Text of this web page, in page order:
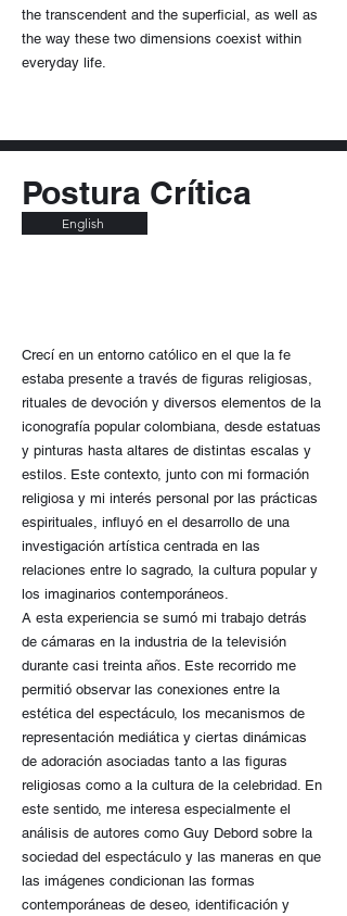
the transcendent and the superficial, as well as
the way these two dimensions coexist within
everyday life.
Postura Crítica
English
Crecí en un entorno católico en el que la fe
estaba presente a través de figuras religiosas,
rituales de devoción y diversos elementos de la
iconografía popular colombiana, desde estatuas
y pinturas hasta altares de distintas escalas y
estilos. Este contexto, junto con mi formación
religiosa y mi interés personal por las prácticas
espirituales, influyó en el desarrollo de una
investigación artística centrada en las
relaciones entre lo sagrado, la cultura popular y
los imaginarios contemporáneos.
A esta experiencia se sumó mi trabajo detrás
de cámaras en la industria de la televisión
durante casi treinta años. Este recorrido me
permitió observar las conexiones entre la
estética del espectáculo, los mecanismos de
representación mediática y ciertas dinámicas
de adoración asociadas tanto a las figuras
religiosas como a la cultura de la celebridad. En
este sentido, me interesa especialmente el
análisis de autores como Guy Debord sobre la
sociedad del espectáculo y las maneras en que
las imágenes condicionan las formas
contemporáneas de deseo, identificación y